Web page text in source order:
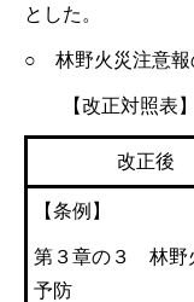
とした。
○ 林野火災注意報
【改正対照表】
改正後
【条例】
第３章の３ 林野
予防